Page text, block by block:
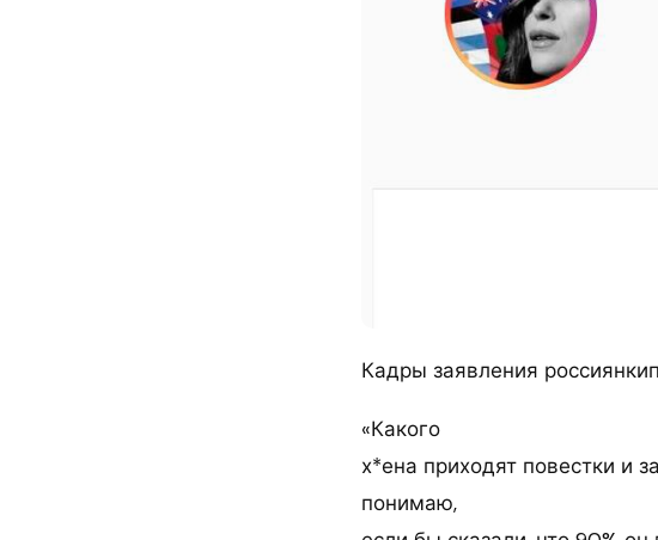
Кадры заявления
«Какого
х*ена приходят повестки и
понимаю,